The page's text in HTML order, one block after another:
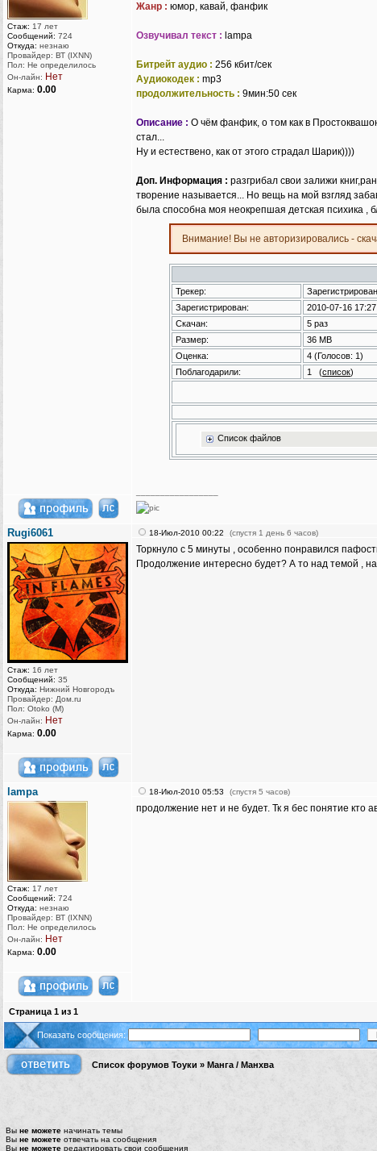
Стаж: 17 лет
Сообщений: 724
Откуда: незнаю
Провайдер: ВТ (IXNN)
Пол: Не определилось
Он-лайн: Нет
Карма: 0.00
Жанр : юмор, кавай, фанфик
Озвучивал текст : lampa
Битрейт аудио : 256 кбит/сек
Аудиокодек : mp3
продолжительность : 9мин:50 сек
Описание : О чём фанфик, о том как в
стал...
Ну и естествено, как от этого страдал Шарик))))
Доп. Информация : разгрибал свои залижи
творение называется... Но вещь на мой взгляд
была способна моя неокрепшая детская психика ,
Внимание! Вы не авторизировались -
Трекер:
Зарегистрирован
Зарегистрирован:
2010-07-16 17:27
Скачан:
5 раз
Размер:
36 MB
Оценка:
4 (Голосов: 1 )
Поблагодарили:
1 (список)
Список файлов
Rugi6061
Стаж: 16 лет
Сообщений: 35
Откуда: Нижний Новгородъ
Провайдер: Дом.ru
Пол: Otoko (M)
Он-лайн: Нет
Карма: 0.00
18-Июл-2010 00:22 (спустя 1 день 6 часов)
Торкнуло с 5 минуты , особенно понравился
Продолжение интересно будет? А то над темой ,
lampa
Стаж: 17 лет
Сообщений: 724
Откуда: незнаю
Провайдер: ВТ (IXNN)
Пол: Не определилось
Он-лайн: Нет
Карма: 0.00
18-Июл-2010 05:53 (спустя 5 часов)
продолжение нет и не будет. Тк я бес понятие
Страница 1 из 1
Показать сообщения:
Список форумов Тоуки » Манга / Манхва
Вы не можете начинать темы
Вы не можете отвечать на сообщения
Вы не можете редактировать свои сообщения